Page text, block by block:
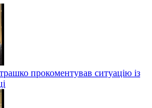
прокоментував ситуацію із